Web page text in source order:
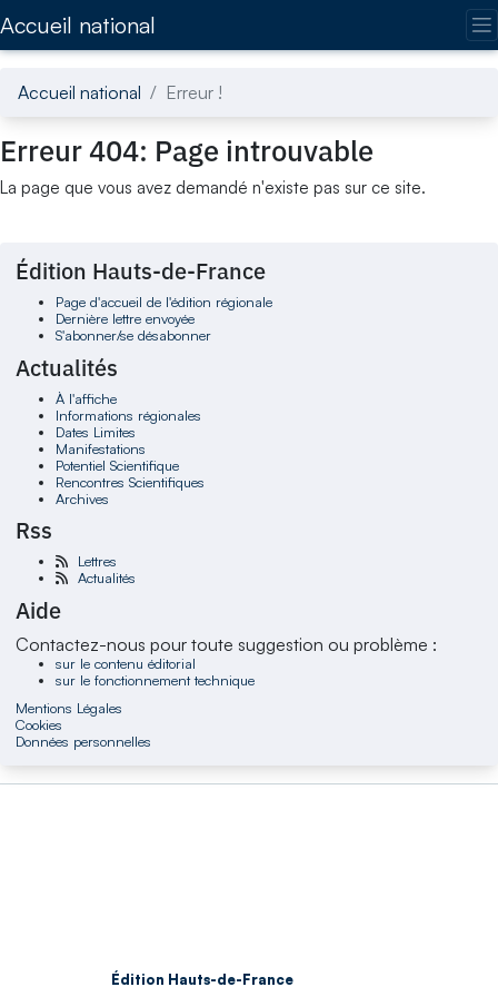
Accueil national
Accueil national Erreur !
Erreur 404: Page introuvable
La page que vous avez demandé n'existe pas sur ce site.
Édition Hauts-de-France
Page d'accueil de l'édition régionale
Dernière lettre envoyée
S'abonner/se désabonner
Actualités
À l'affiche
Informations régionales
Dates Limites
Manifestations
Potentiel Scientifique
Rencontres Scientifiques
Archives
Rss
Lettres
Actualités
Aide
Contactez-nous pour toute suggestion ou problème :
sur le contenu éditorial
sur le fonctionnement technique
Mentions Légales
Cookies
Données personnelles
Édition Hauts-de-France